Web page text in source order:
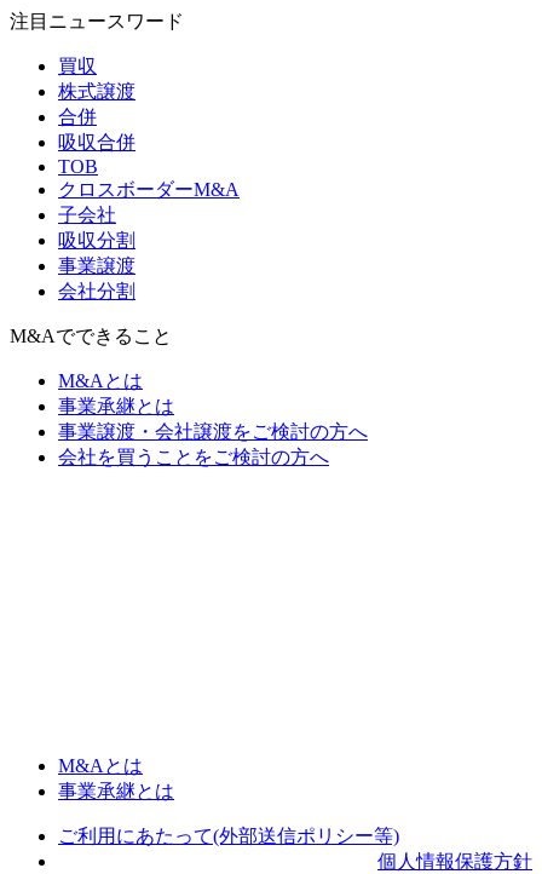
注目ニュースワード
買収
株式譲渡
合併
吸収合併
TOB
クロスボーダーM&A
子会社
吸収分割
事業譲渡
会社分割
M&Aでできること
M&Aとは
事業承継とは
事業譲渡・会社譲渡をご検討の方へ
会社を買うことをご検討の方へ
M&Aとは
事業承継とは
ご利用にあたって(外部送信ポリシー等)
個人情報保護方針